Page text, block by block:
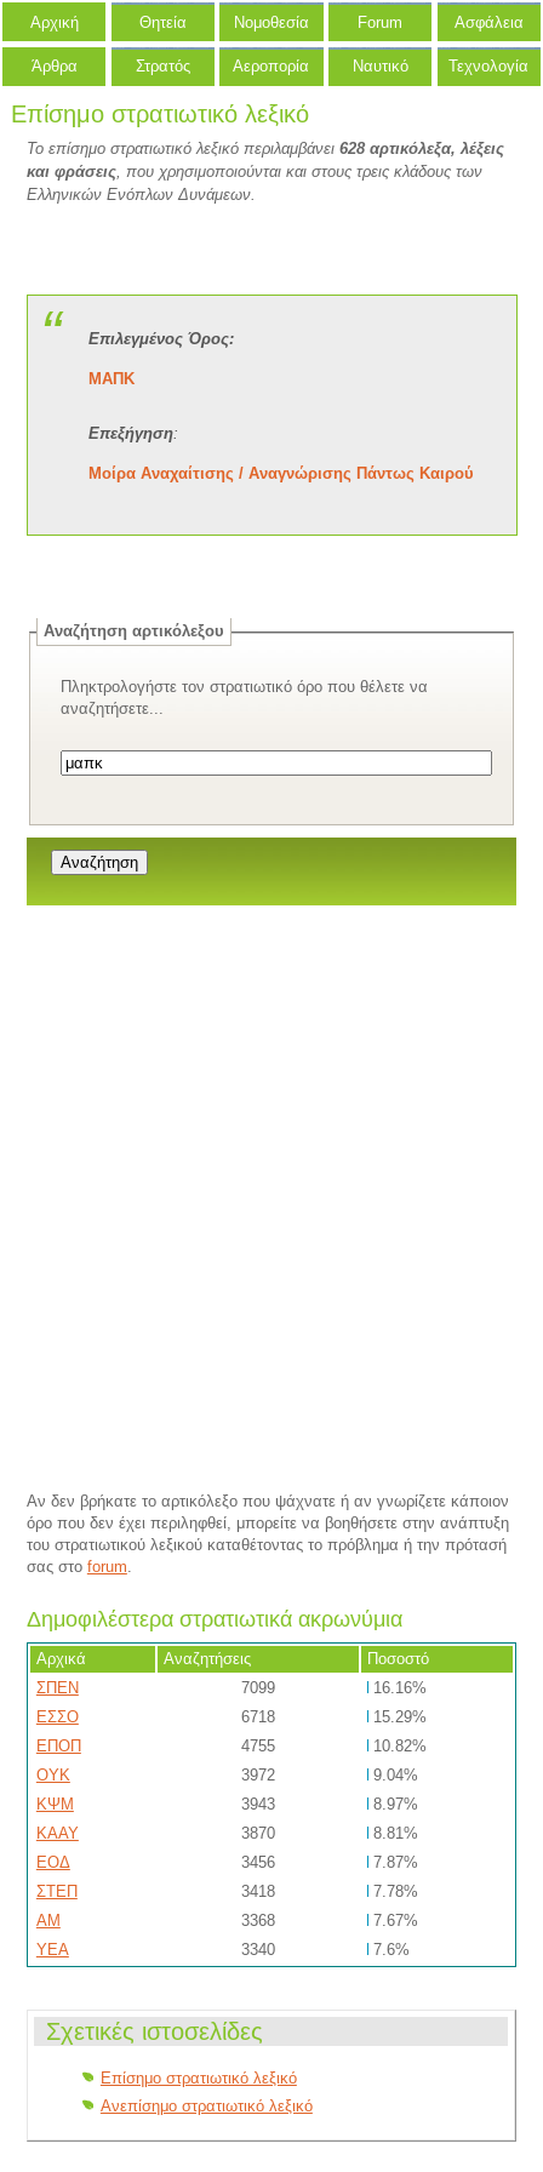
Αρχική Θητεία Νομοθεσία Forum Ασφάλεια
Άρθρα Στρατός Αεροπορία Ναυτικό Τεχνολογία
Επίσημο στρατιωτικό λεξικό
Το επίσημο στρατιωτικό λεξικό περιλαμβάνει 628 αρτικόλεξα, λέξεις
και φράσεις, που χρησιμοποιούνται και στους τρεις κλάδους των
Ελληνικών Ενόπλων Δυνάμεων.
Επιλεγμένος Όρος:
ΜΑΠΚ
Επεξήγηση:
Μοίρα Αναχαίτισης / Αναγνώρισης Πάντως Καιρού
Αναζήτηση αρτικόλεξου
Πληκτρολογήστε τον στρατιωτικό όρο που θέλετε να
αναζητήσετε...
Αν δεν βρήκατε το αρτικόλεξο που ψάχνατε ή αν γνωρίζετε κάποιον
όρο που δεν έχει περιληφθεί, μπορείτε να βοηθήσετε στην ανάπτυξη
του στρατιωτικού λεξικού καταθέτοντας το πρόβλημα ή την πρότασή
σας στο forum.
Δημοφιλέστερα στρατιωτικά ακρωνύμια
Αρχικά Αναζητήσεις
Ποσοστό
ΣΠΕΝ
7099
16.16%
ΕΣΣΟ
6718
15.29%
ΕΠΟΠ
4755
10.82%
ΟΥΚ
3972
9.04%
ΚΨΜ
3943
8.97%
ΚΑΑΥ
3870
8.81%
ΕΟΔ
3456
7.87%
ΣΤΕΠ
3418
7.78%
ΑΜ
3368
7.67%
ΥΕΑ
3340 7.6%
Σχετικές ιστοσελίδες
Επίσημο στρατιωτικό λεξικό
Ανεπίσημο στρατιωτικό λεξικό